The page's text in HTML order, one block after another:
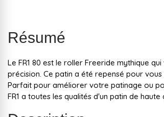
Résumé
Le FR1 80 est le roller Freeride mythique
précision. Ce patin a été repensé pour
Parfait pour améliorer votre patinage ou
FR1 a toutes les qualités d'un patin de haute